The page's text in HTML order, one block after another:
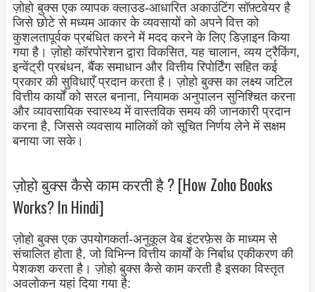
ज़ोहो बुक्स एक व्यापक क्लाउड-आधारित अकाउंटिंग सॉफ़्टवेयर है
जिसे छोटे से मध्यम आकार के व्यवसायों को अपने वित्त को
कुशलतापूर्वक प्रबंधित करने में मदद करने के लिए डिज़ाइन किया
गया है। ज़ोहो कॉरपोरेशन द्वारा विकसित, यह चालान, व्यय ट्रैकिंग,
इन्वेंट्री प्रबंधन, बैंक समाधान और वित्तीय रिपोर्टिंग सहित कई
प्रकार की सुविधाएँ प्रदान करता है। ज़ोहो बुक्स का लक्ष्य जटिल
वित्तीय कार्यों को सरल बनाना, नियामक अनुपालन सुनिश्चित करना
और व्यावसायिक स्वास्थ्य में वास्तविक समय की जानकारी प्रदान
करना है, जिससे व्यवसाय मालिकों को सूचित निर्णय लेने में सक्षम
बनाया जा सके।
ज़ोहो बुक्स कैसे काम करती है ? [How Zoho Books
Works? In Hindi]
ज़ोहो बुक्स एक उपयोगकर्ता-अनुकूल वेब इंटरफ़ेस के माध्यम से
संचालित होता है, जो विभिन्न वित्तीय कार्यों के निर्बाध एकीकरण की
पेशकश करता है। ज़ोहो बुक्स कैसे काम करती है इसका विस्तृत
अवलोकन यहां दिया गया है: